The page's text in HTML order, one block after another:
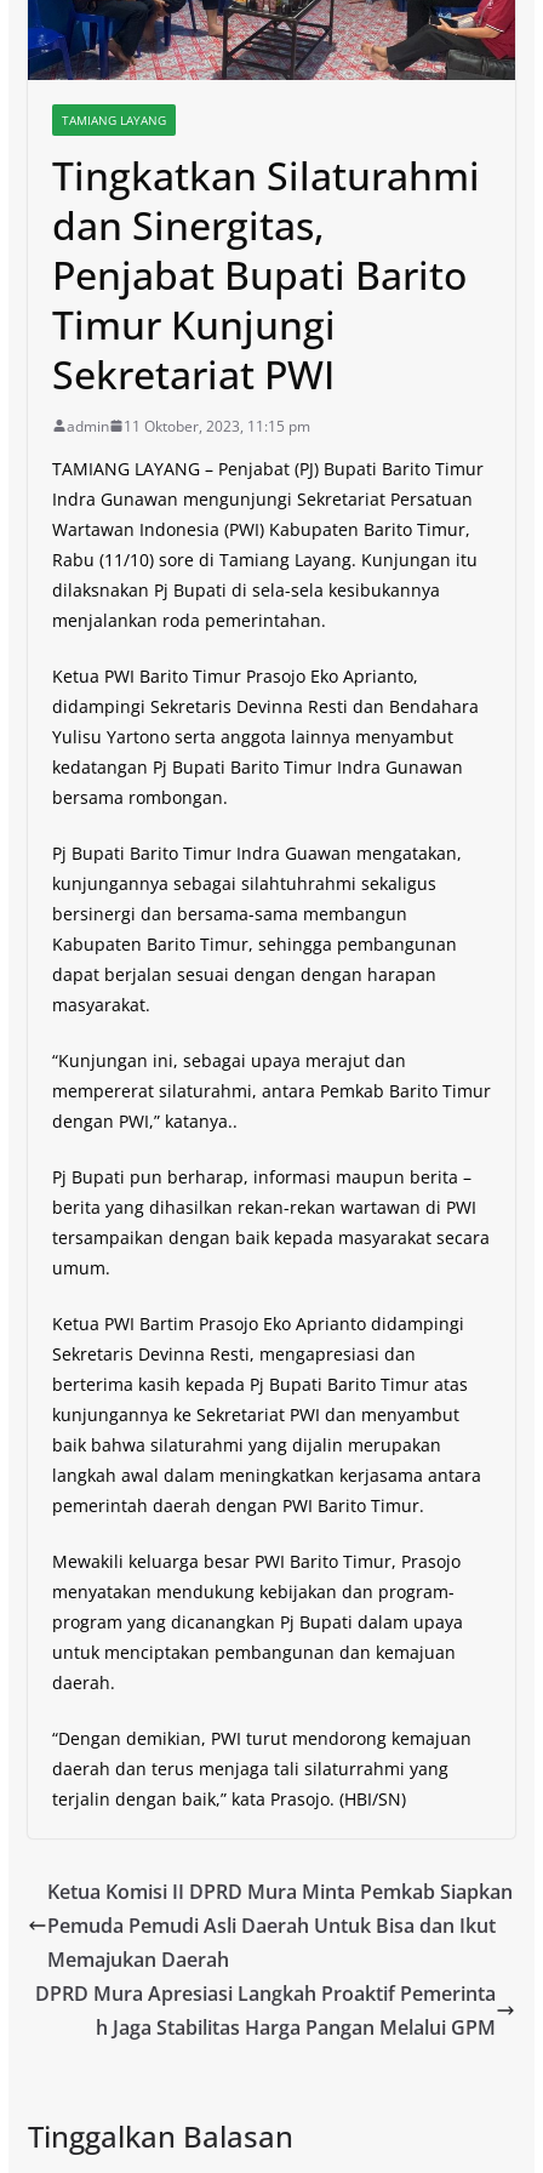
TAMIANG LAYANG
Tingkatkan Silaturahmi
dan Sinergitas,
Penjabat Bupati Barito
Timur Kunjungi
Sekretariat PWI
admin 11 Oktober, 2023, 11:15 pm
TAMIANG LAYANG – Penjabat (PJ) Bupati Barito Timur
Indra Gunawan mengunjungi Sekretariat Persatuan
Wartawan Indonesia (PWI) Kabupaten Barito Timur,
Rabu (11/10) sore di Tamiang Layang. Kunjungan itu
dilaksnakan Pj Bupati di sela-sela kesibukannya
menjalankan roda pemerintahan.
Ketua PWI Barito Timur Prasojo Eko Aprianto,
didampingi Sekretaris Devinna Resti dan Bendahara
Yulisu Yartono serta anggota lainnya menyambut
kedatangan Pj Bupati Barito Timur Indra Gunawan
bersama rombongan.
Pj Bupati Barito Timur Indra Guawan mengatakan,
kunjungannya sebagai silahtuhrahmi sekaligus
bersinergi dan bersama-sama membangun
Kabupaten Barito Timur, sehingga pembangunan
dapat berjalan sesuai dengan dengan harapan
masyarakat.
“Kunjungan ini, sebagai upaya merajut dan
mempererat silaturahmi, antara Pemkab Barito Timur
dengan PWI,” katanya..
Pj Bupati pun berharap, informasi maupun berita –
berita yang dihasilkan rekan-rekan wartawan di PWI
tersampaikan dengan baik kepada masyarakat secara
umum.
Ketua PWI Bartim Prasojo Eko Aprianto didampingi
Sekretaris Devinna Resti, mengapresiasi dan
berterima kasih kepada Pj Bupati Barito Timur atas
kunjungannya ke Sekretariat PWI dan menyambut
baik bahwa silaturahmi yang dijalin merupakan
langkah awal dalam meningkatkan kerjasama antara
pemerintah daerah dengan PWI Barito Timur.
Mewakili keluarga besar PWI Barito Timur, Prasojo
menyatakan mendukung kebijakan dan program-
program yang dicanangkan Pj Bupati dalam upaya
untuk menciptakan pembangunan dan kemajuan
daerah.
“Dengan demikian, PWI turut mendorong kemajuan
daerah dan terus menjaga tali silaturrahmi yang
terjalin dengan baik,” kata Prasojo. (HBI/SN)
Ketua Komisi II DPRD Mura Minta Pemkab Siapkan
Pemuda Pemudi Asli Daerah Untuk Bisa dan Ikut
Memajukan Daerah
DPRD Mura Apresiasi Langkah Proaktif Pemerinta
h Jaga Stabilitas Harga Pangan Melalui GPM
Tinggalkan Balasan